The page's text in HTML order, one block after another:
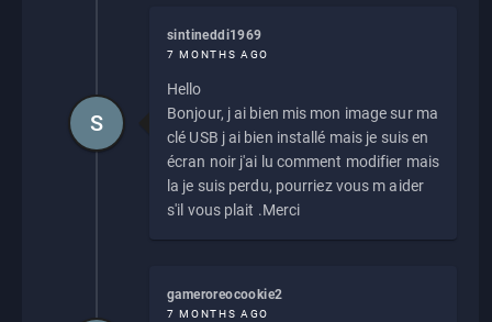
sintineddi1969
7 MONTHS AGO
Hello
Bonjour, j ai bien mis mon image sur ma
clé USB j ai bien installé mais je suis en
écran noir j'ai lu comment modifier mais
la je suis perdu, pourriez vous m aider
s'il vous plait .Merci
S
gameroreocookie2
7 MONTHS AGO